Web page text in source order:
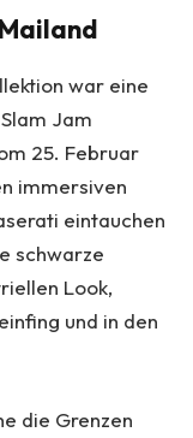
war eine
Jam
25. Februar
immersiven
eintauchen
schwarze
Look,
und in den
die Grenzen